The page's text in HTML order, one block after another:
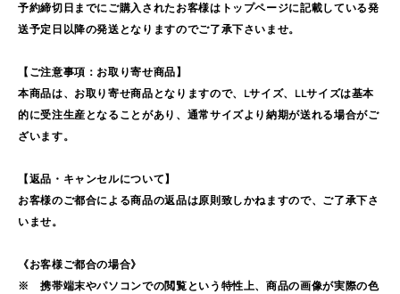
予約締切日までにご購入されたお客様はトップページに記載している発
送予定日以降の発送となりますのでご了承下さいませ。
【ご注意事項：お取り寄せ商品】
本商品は、お取り寄せ商品となりますので、Lサイズ、LLサイズは基本
的に受注生産となることがあり、通常サイズより納期が送れる場合がご
ざいます。
【返品・キャンセルについて】
お客様のご都合による商品の返品は原則致しかねますので、ご了承下さ
いませ。
《お客様ご都合の場合》
※ 携帯端末やパソコンでの閲覧という特性上、商品の画像が実際の色